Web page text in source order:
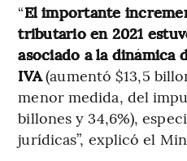
“El importante
tributario en 2021
asociado a la dinámica
IVA(aumentó $13,5
menor medida, del
billones y 34,6%),
jurídicas”, explicó el